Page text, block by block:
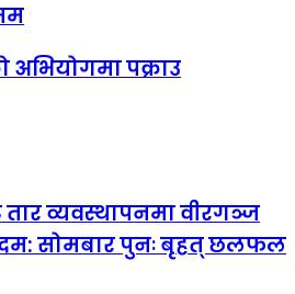
अभियोगमा पक्राउ
व्यवस्थापनमा वीरगञ्ज
सोमबार पुनः बृहत् छलफल